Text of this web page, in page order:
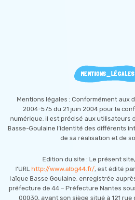
MENTIONS_LÉGALES
Mentions légales : Conformément aux
2004-575 du 21 juin 2004 pour la
numérique, il est précisé aux utilisateurs
Basse-Goulaine l’identité des différents
de sa réalisation et de
Edition du site : Le présent
l’URL http://www.albg44.fr/, est édité
laïque Basse Goulaine, enregistrée
préfecture de 44 – Préfecture Nantes
00030, ayant son siège situé à 121 rue